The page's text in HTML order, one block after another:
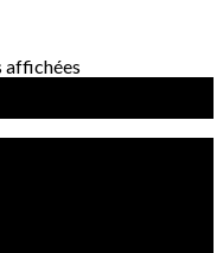
affichées